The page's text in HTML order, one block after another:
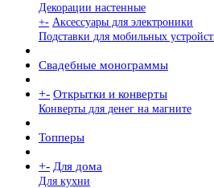
Декорации настенные
+- Аксессуары для электроники
Подставки для мобильных
Свадебные монограммы
+- Открытки и конверты
Конверты для денег на магните
Топперы
+- Для дома
Для кухни